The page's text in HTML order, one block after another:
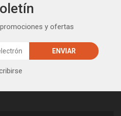
y ofertas